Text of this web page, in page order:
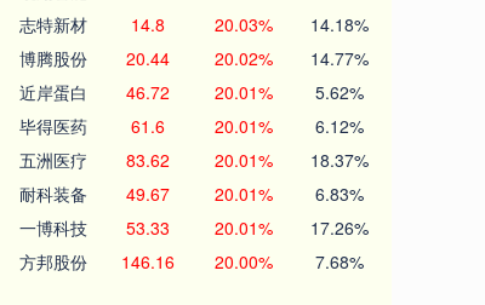
志特新材 14.8 20.03% 14.18%
博腾股份 20.44 20.02% 14.77%
近岸蛋白 46.72 20.01% 5.62%
毕得医药 61.6 20.01% 6.12%
五洲医疗 83.62 20.01% 18.37%
耐科装备 49.67 20.01% 6.83%
一博科技 53.33 20.01% 17.26%
方邦股份 146.16 20.00% 7.68%